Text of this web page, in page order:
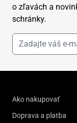
o zľavách a
schránky.
Ako nakupovať
Doprava a platba